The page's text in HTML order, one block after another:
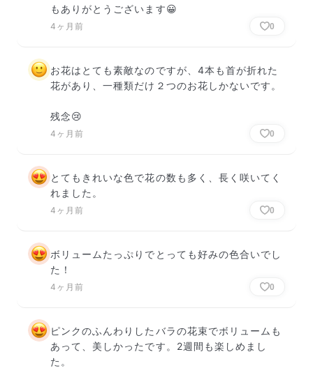
もありがとうございます😀
4ヶ月前 0
お花はとても素敵なのですが、4本も首が折れた
花があり、一種類だけ２つのお花しかないです。
残念😢
4ヶ月前 0
とてもきれいな色で花の数も多く、長く咲いてく
れました。
4ヶ月前 0
ボリュームたっぷりでとっても好みの色合いでし
た！
4ヶ月前 0
ピンクのふんわりしたバラの花束でボリュームも
あって、美しかったです。2週間も楽しめまし
た。